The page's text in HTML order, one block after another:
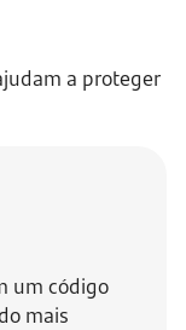
a proteger
um código
mais